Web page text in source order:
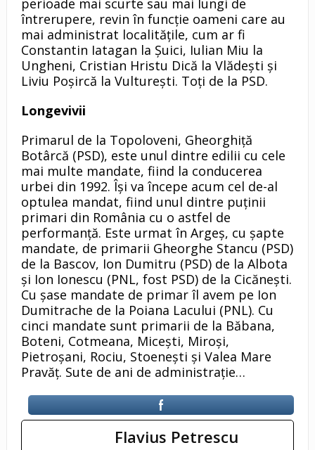
perioade mai scurte sau mai lungi de
întrerupere, revin în funcție oameni care au
mai administrat localitățile, cum ar fi
Constantin Iatagan la Șuici, Iulian Miu la
Ungheni, Cristian Hristu Dică la Vlădești și
Liviu Poșircă la Vulturești. Toți de la PSD.
Longevivii
Primarul de la Topoloveni, Gheorghiță
Botârcă (PSD), este unul dintre edilii cu cele
mai multe mandate, fiind la conducerea
urbei din 1992. Își va începe acum cel de-al
optulea mandat, fiind unul dintre puținii
primari din România cu o astfel de
performanţă. Este urmat în Argeș, cu șapte
mandate, de primarii Gheorghe Stancu (PSD)
de la Bascov, Ion Dumitru (PSD) de la Albota
și Ion Ionescu (PNL, fost PSD) de la Cicănești.
Cu șase mandate de primar îl avem pe Ion
Dumitrache de la Poiana Lacului (PNL). Cu
cinci mandate sunt primarii de la Băbana,
Boteni, Cotmeana, Micești, Miroși,
Pietroșani, Rociu, Stoenești și Valea Mare
Pravăț. Sute de ani de administrație…
Flavius Petrescu